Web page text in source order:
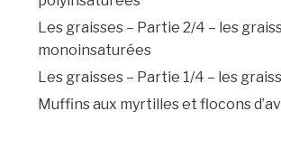
Les graisses – Partie 2/4 – les
monoinsaturées
Les graisses – Partie 1/4 – les
Muffins aux myrtilles et flocons